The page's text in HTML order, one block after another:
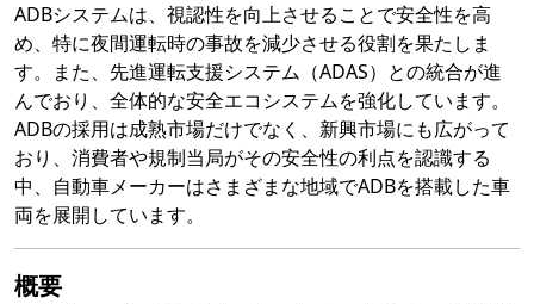
ADBシステムは、視認性を向上させることで安全性を高
め、特に夜間運転時の事故を減少させる役割を果たしま
す。また、先進運転支援システム（ADAS）との統合が進
んでおり、全体的な安全エコシステムを強化しています。
ADBの採用は成熟市場だけでなく、新興市場にも広がって
おり、消費者や規制当局がその安全性の利点を認識する
中、自動車メーカーはさまざまな地域でADBを搭載した車
両を展開しています。
概要